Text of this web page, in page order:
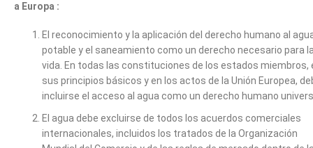
a Europa :
El reconocimiento y la aplicación del derecho humano al
potable y el saneamiento como un derecho necesario para
vida. En todas las constituciones de los estados miembros,
sus principios básicos y en los actos de la Unión Europea,
incluirse el acceso al agua como un derecho humano
El agua debe excluirse de todos los acuerdos comerciales
internacionales, incluidos los tratados de la Organización